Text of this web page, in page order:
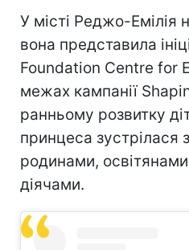
У місті Реджо-Емілія
вона представила
Foundation Centre for
межах кампанії
ранньому розвитку
принцеса зустрілася
родинами,
діячами.